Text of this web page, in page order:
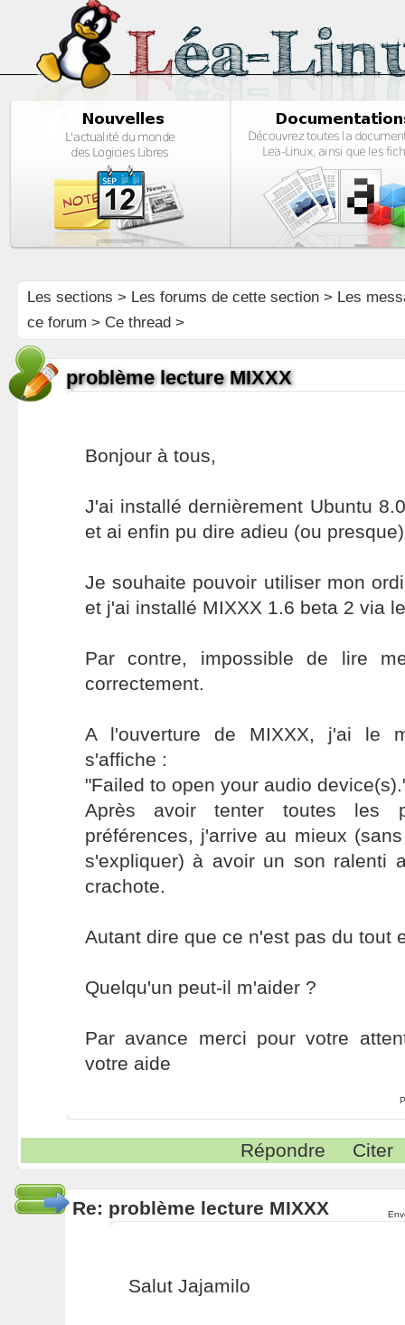
Les sections > Les forums de cette section> Les
ce forum > Ce thread >
problème lecture MIXXX
Bonjour à tous,
J'ai installé dernièrement Ubuntu
et ai enfin pu dire adieu (ou
Je souhaite pouvoir utiliser mon
et j'ai installé MIXXX 1.6 beta 2 via
Par contre, impossible de lire
correctement.
A l'ouverture de MIXXX, j'ai le
s'affiche :
"Failed to open your audio
Après avoir tenter toutes les
préférences, j'arrive au mieux
s'expliquer) à avoir un son ralenti
crachote.
Autant dire que ce n'est pas du tout
Quelqu'un peut-il m'aider ?
Par avance merci pour votre
votre aide
Répondre Citer
Re: problème lecture MIXXX
Salut Jajamilo